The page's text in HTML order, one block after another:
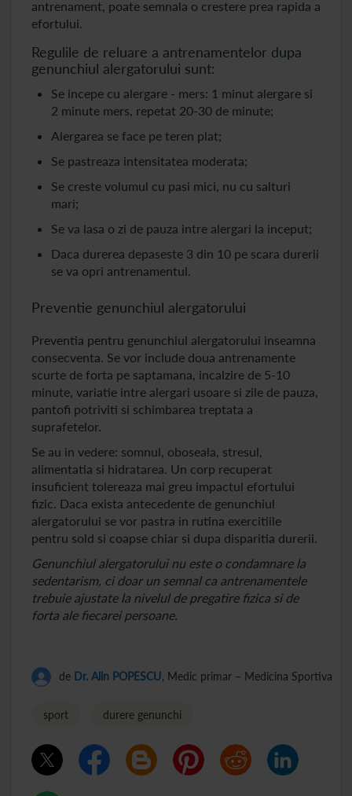
antrenament, poate semnala o crestere prea rapida a
efortului.
Regulile de reluare a antrenamentelor dupa
genunchiul alergatorului sunt:
Se incepe cu alergare - mers: 1 minut alergare si
2 minute mers, repetat 20-30 de minute;
Alergarea se face pe teren plat;
Se pastreaza intensitatea moderata;
Se creste volumul cu pasi mici, nu cu salturi
mari;
Se va lasa o zi de pauza intre alergari la inceput;
Daca durerea depaseste 3 din 10 pe scara durerii
se va opri antrenamentul.
Preventie genunchiul alergatorului
Preventia pentru genunchiul alergatorului inseamna
consecventa. Se vor include doua antrenamente
scurte de forta pe saptamana, incalzire de 5-10
minute, variatie intre alergari usoare si zile de pauza,
pantofi potriviti si schimbarea treptata a
suprafetelor.
Se au in vedere: somnul, oboseala, stresul,
alimentatia si hidratarea. Un corp recuperat
insuficient tolereaza mai greu impactul efortului
fizic. Daca exista antecedente de genunchiul
alergatorului se vor pastra in rutina exercitiile
pentru sold si coapse chiar si dupa disparitia durerii.
Genunchiul alergatorului nu este o condamnare la
sedentarism, ci doar un semnal ca antrenamentele
trebuie ajustate la nivelul de pregatire fizica si de
forta ale fiecarei persoane.
de Dr. Alin POPESCU, Medic primar – Medicina Sportiva
sport durere genunchi